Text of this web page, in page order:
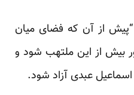
“پیش از آن که فضای میان
بیش از این ملتهب شود و
عبدی آزاد شود.